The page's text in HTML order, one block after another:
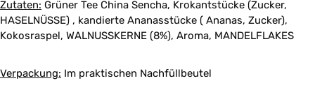
Zutaten: Grüner Tee China Sencha, Krokantstücke (Zucker,
HASELNÜSSE) , kandierte Ananasstücke ( Ananas, Zucker),
Kokosraspel, WALNUSSKERNE (8%), Aroma, MANDELFLAKES
Verpackung: Im praktischen Nachfüllbeutel